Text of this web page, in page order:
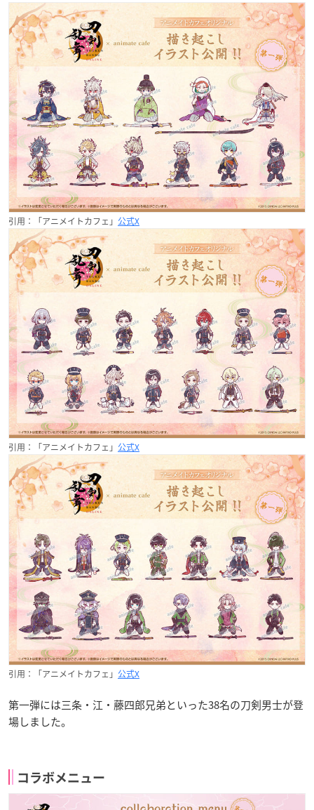
引用：「アニメイトカフェ」 公式X
引用：「アニメイトカフェ」 公式X
引用：「アニメイトカフェ」 公式X
第一弾には三条・江・藤四郎兄弟といった38名の刀剣男士が登
場しました。
コラボメニュー